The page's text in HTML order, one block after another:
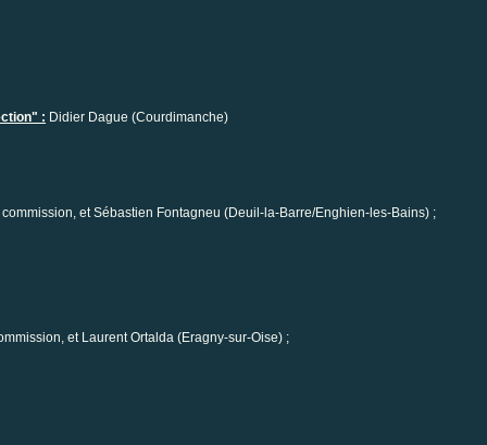
: Didier Dague (Courdimanche)
et Sébastien Fontagneu (Deuil-la-Barre/Enghien-les-Bains) ;
et Laurent Ortalda (Eragny-sur-Oise) ;